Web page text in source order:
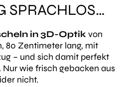
SPRACHLOS…
in 3D-Optikvon
80 Zentimeter lang, mit
– und sich damit perfekt
Nur wie frisch gebacken aus
nicht.